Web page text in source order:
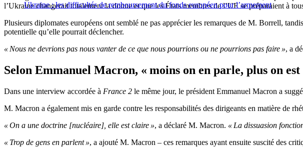
Ukraine : les difficultés de remboursement du fonds européen pour l’armement
l’Ukraine changerait totalement la donne et que les États membres de l’UE se préparaient à
Plusieurs diplomates européens ont semblé ne pas apprécier les remarques de M. Borrell,
potentielle qu’elle pourrait déclencher.
« Nous ne devrions pas nous vanter de ce que nous pourrions ou ne pourrions pas faire », a
Selon Emmanuel Macron, « moins on en parle, plus on
Dans une interview accordée à France 2 le même jour, le président Emmanuel Macron a
M. Macron a également mis en garde contre les responsabilités des dirigeants en matière de
« On a une doctrine [nucléaire], elle est claire », a déclaré M. Macron. « La dissuasion
« Trop de gens en parlent », a ajouté M. Macron – ces remarques ayant ensuite suscité des